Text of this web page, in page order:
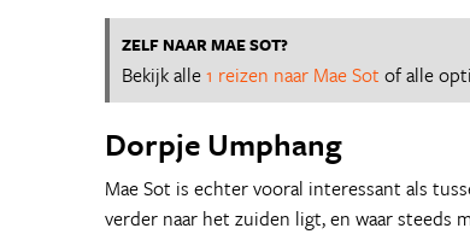
ZELF NAAR MAE SOT?
Bekijk alle1 reizen naar Mae Sot of alle
Dorpje Umphang
Mae Sot is echter vooral interessant als
verder naar het zuiden ligt, en waar